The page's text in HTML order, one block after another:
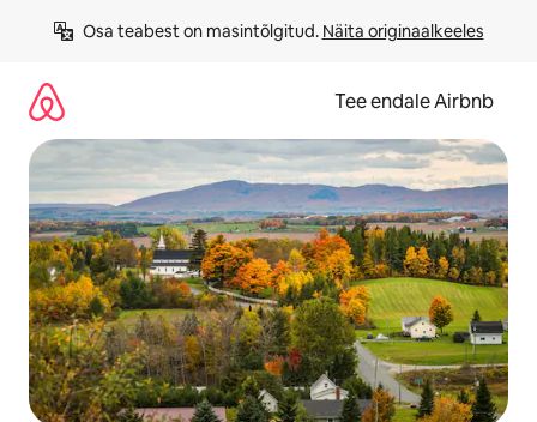
Osa teabest on masintõlgitud. Näita originaalkeeles
Tee endale Airbnb